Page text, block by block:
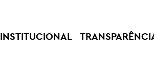
INSTITUCIONAL